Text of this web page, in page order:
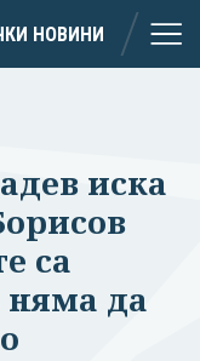
НОВИНИ
иска
са
да